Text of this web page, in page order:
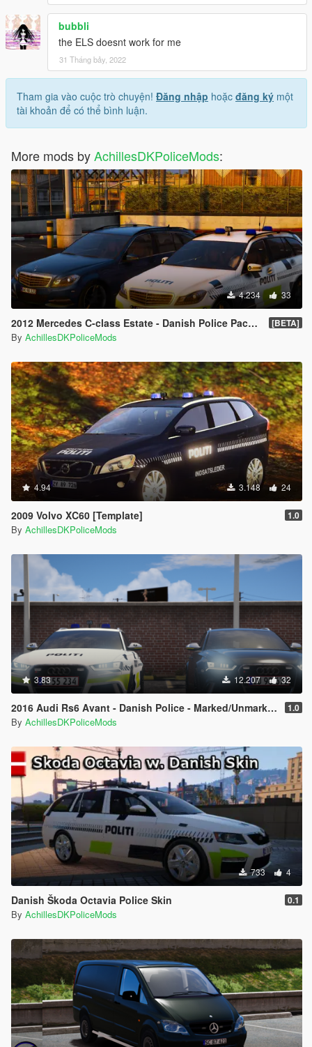
bubbli
the ELS doesnt work for me
31 Tháng bảy, 2022
Tham gia vào cuộc trò chuyện! Đăng nhập hoặc đăng ký một
tài khoản để có thể bình luận.
More mods byAchillesDKPoliceMods:
4.234 33
2012 Mercedes C-class Estate - Danish Police Pack [ELS] [BETA]
By AchillesDKPoliceMods
4.94 3.148 24
2009 Volvo XC60 [Template] 1.0
By AchillesDKPoliceMods
3.83 12.207 32
2016 Audi Rs6 Avant - Danish Police - Marked/Unmarked - (Replace) 1.0
By AchillesDKPoliceMods
733 4
Danish Škoda Octavia Police Skin 0.1
By AchillesDKPoliceMods